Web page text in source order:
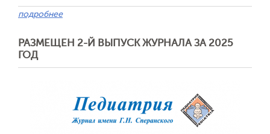
подробнее
РАЗМЕЩЕН 2-Й ВЫПУСК ЖУРНАЛА ЗА 2025
ГОД